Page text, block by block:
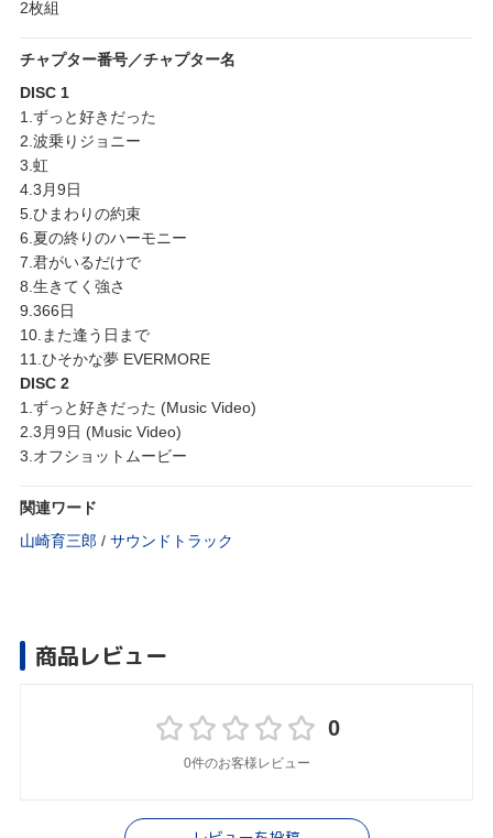
2枚組
チャプター番号／チャプター名
DISC 1
1.ずっと好きだった
2.波乗りジョニー
3.虹
4.3月9日
5.ひまわりの約束
6.夏の終りのハーモニー
7.君がいるだけで
8.生きてく強さ
9.366日
10.また逢う日まで
11.ひそかな夢 EVERMORE
DISC 2
1.ずっと好きだった (Music Video)
2.3月9日 (Music Video)
3.オフショットムービー
関連ワード
山崎育三郎 / サウンドトラック
商品レビュー
0
0件のお客様レビュー